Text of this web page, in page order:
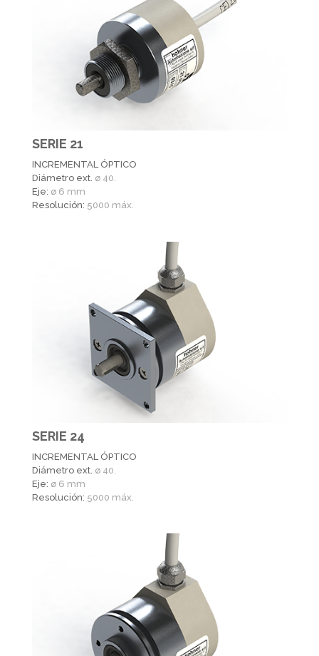
SERIE 21
INCREMENTAL ÓPTICO
Diámetro ext. ø 40.
Eje: ø 6 mm
Resolución: 5000 máx.
SERIE 24
INCREMENTAL ÓPTICO
Diámetro ext. ø 40.
Eje: ø 6 mm
Resolución: 5000 máx.